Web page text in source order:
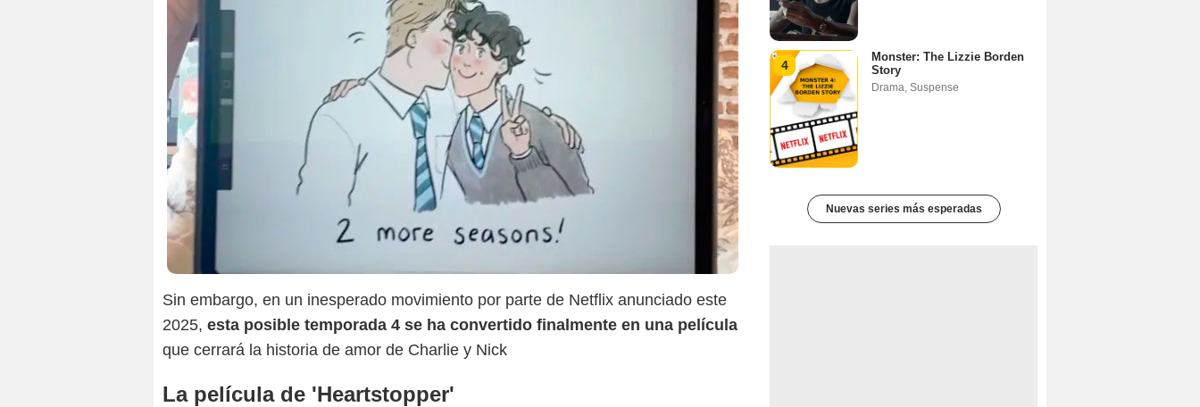
Sin embargo, en un inesperado movimiento por parte de Netflix anunciado este
2025, esta posible temporada 4 se ha convertido finalmente en una película
que cerrará la historia de amor de Charlie y Nick
La película de 'Heartstopper'
4
Monster: The Lizzie Borden
Story
Drama Suspense
Nuevas series más esperadas